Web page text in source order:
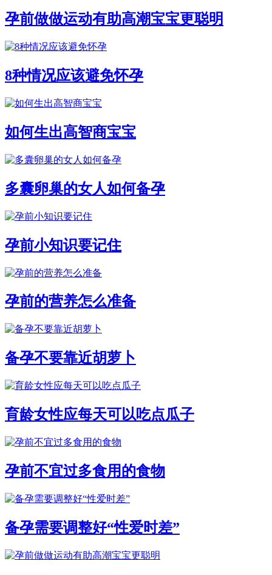
孕前做做运动有助高潮宝宝更聪明
8种情况应该避免怀孕
如何生出高智商宝宝
多囊卵巢的女人如何备孕
孕前小知识要记住
孕前的营养怎么准备
备孕不要靠近胡萝卜
育龄女性应每天可以吃点瓜子
孕前不宜过多食用的食物
备孕需要调整好“性爱时差”